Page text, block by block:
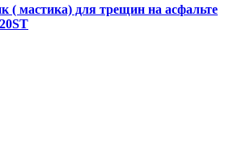
( мастика) для трещин на асфальте